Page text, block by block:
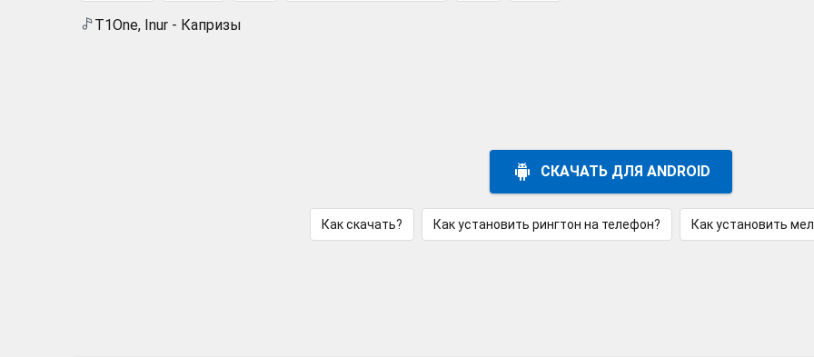
T1One, Inur - Капризы
СКАЧАТЬ ДЛЯ ANDROID
Как скачать? Как установить рингтон на телефон? Как установить